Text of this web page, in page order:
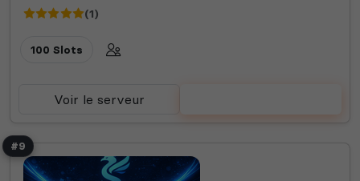
(1)
100 Slots
Voir le serveur
#9